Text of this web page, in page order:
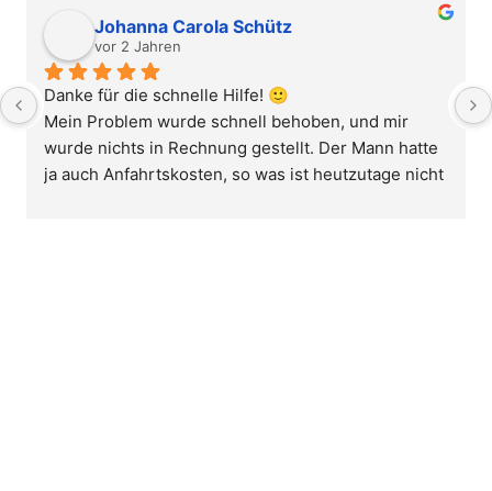
Johanna Carola Schütz
vor 2 Jahren
Danke für die schnelle Hilfe! 🙂
Mein Problem wurde schnell behoben, und mir
wurde nichts in Rechnung gestellt. Der Mann hatte
ja auch Anfahrtskosten, so was ist heutzutage nicht